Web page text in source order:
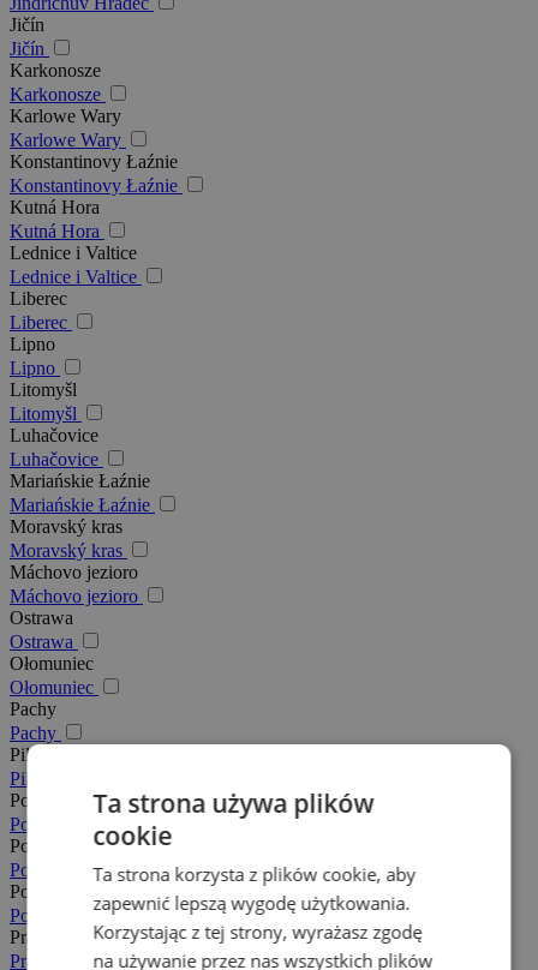
Jičín
Jičín
Karkonosze
Karkonosze
Karlowe Wary
Karlowe Wary
Konstantinovy Łaźnie
Konstantinovy Łaźnie
Kutná Hora
Kutná Hora
Lednice i Valtice
Lednice i Valtice
Liberec
Liberec
Lipno
Lipno
Litomyšl
Litomyšl
Luhačovice
Luhačovice
Mariańskie Łaźnie
Mariańskie Łaźnie
Moravský kras
Moravský kras
Máchovo jezioro
Máchovo jezioro
Ostrawa
Ostrawa
Ołomuniec
Ołomuniec
Pachy
Pachy
Pilzno
Pilzno
Podkarkonosze
Podkarkonosze
Posázaví
Posázaví
Południowe Morawy
Południowe Morawy
Praga
Praga
Ta strona używa plików
cookie
Ta strona korzysta z plików cookie, aby
zapewnić lepszą wygodę użytkowania.
Korzystając z tej strony, wyrażasz zgodę
na używanie przez nas wszystkich plików